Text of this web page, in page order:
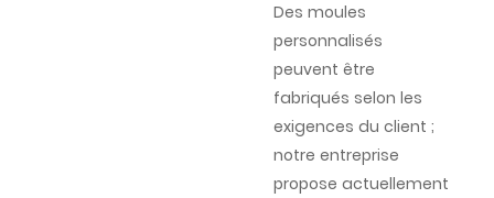
Des moules
personnalisés
peuvent être
fabriqués selon les
exigences du client ;
notre entreprise
propose actuellement